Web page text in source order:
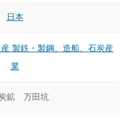
日本
製鉄・製鋼、造船、石炭産
業
鉱 万田坑